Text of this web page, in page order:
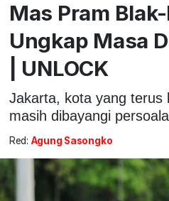
Mas Pram
Ungkap Masa
| UNLOCK
Jakarta, kota yang terus
masih dibayangi
Red: Agung Sasongko